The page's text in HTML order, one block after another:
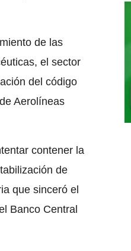
de las
el sector
del código
Aerolíneas
contener la
de
que sinceró el
Banco Central